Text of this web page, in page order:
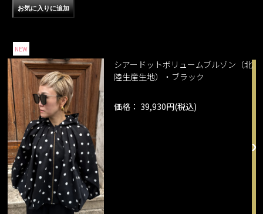
NEW
シアードットボリュームブルゾン（北
陸生産生地）・ブラック
価格： 39,930円(税込)